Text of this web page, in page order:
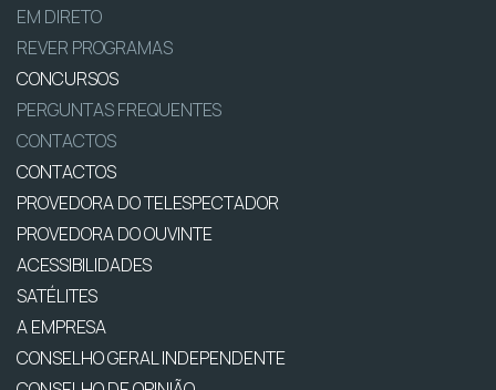
EM DIRETO
REVER PROGRAMAS
CONCURSOS
PERGUNTAS FREQUENTES
CONTACTOS
CONTACTOS
PROVEDORA DO TELESPECTADOR
PROVEDORA DO OUVINTE
ACESSIBILIDADES
SATÉLITES
A EMPRESA
CONSELHO GERAL INDEPENDENTE